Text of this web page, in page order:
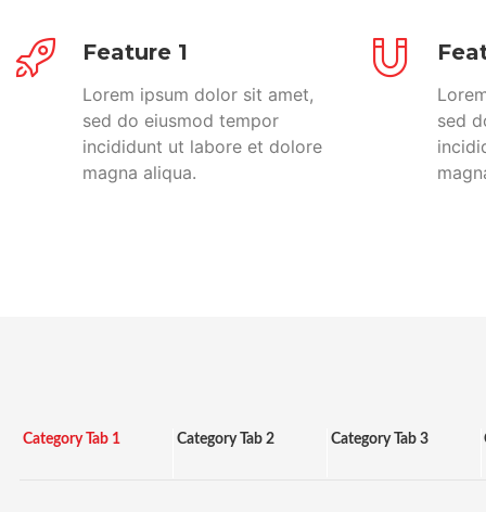
Feature 1
Lorem ipsum dolor sit amet,
sed do eiusmod tempor
incididunt ut labore et dolore
magna aliqua.
sed
Category Tab 1 Category Tab 2 Category Tab 3